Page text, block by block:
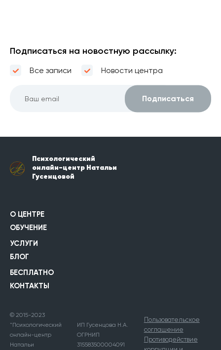
Подписаться на новостную рассылку:
Все записи Новости центра
Психологический
онлайн-центр Натальи
Гусенцовой
О ЦЕНТРЕ
ОБУЧЕНИЕ
УСЛУГИ
БЛОГ
БЕСПЛАТНО
КОНТАКТЫ
© 2015-2023
"Психологический
онлайн-центр
Натальи
ИП Гусенцова Н.А.
ОГРНИП
315583500004091
Пользовательское
соглашение
Противодействие